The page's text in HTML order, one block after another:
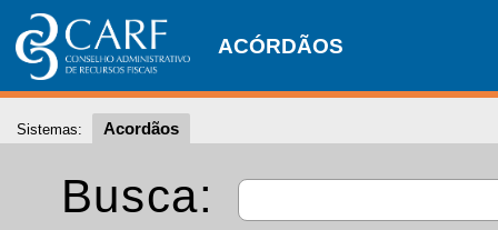
ACÓRDÃOS
Sistemas: Acordãos
Busca: